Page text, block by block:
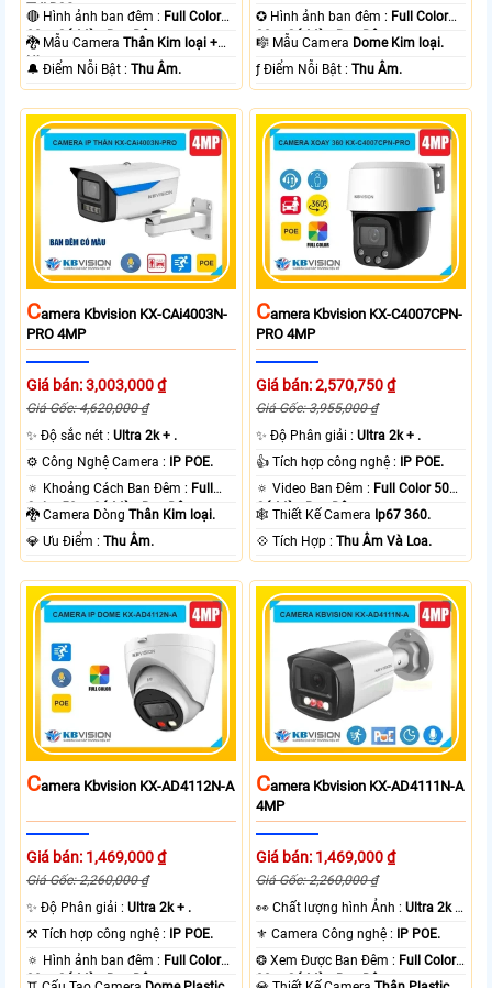
TVI BCS.
🔴 Hình ảnh ban đêm : Full Color
80m Có Màu Ban Ðêm.
🐉️ Mẫu CameraThân Kim loại +
Nhựa.
️🔔 Điểm Nỗi Bật :Thu Âm.
✪ Hình ảnh ban đêm : Full Color
30m Có Màu Ban Ðêm.
🎼️ Mẫu Camera Dome Kim loại.
️ƒ Điểm Nỗi Bật :Thu Âm.
CAmera Kbvision KX-CAi4003N-
PRO 4MP
Giá bán: 3,003,000 ₫
Giá Gốc: 4,620,000 ₫
✨ Độ sắc nét :Ultra 2k + .
⚙ Công Nghệ Camera :
IP POE.
🔅 Khoảng Cách Ban Đêm : Full
Color 50m Có Màu Ban Ðêm.
🐉️ Camera DòngThân Kim loại.
️💎 Ưu Điểm :Thu Âm.
CAmera Kbvision KX-C4007CPN-
PRO 4MP
Giá bán: 2,570,750 ₫
Giá Gốc: 3,955,000 ₫
✨ Độ Phân giải :Ultra 2k + .
👍 Tích hợp công nghệ :
IP POE.
🔅 Video Ban Đêm : Full Color 50m
Có Màu Ban Ðêm.
🕸️ Thiết Kế Camera Ip67 360.
️💠 Tích Hợp :Thu Âm Và Loa.
CAmera Kbvision KX-AD4112N-A
Giá bán: 1,469,000 ₫
Giá Gốc: 2,260,000 ₫
✨ Độ Phân giải :Ultra 2k + .
⚒ Tích hợp công nghệ : IP POE.
🔅 Hình ảnh ban đêm : Full Color
30m Có Màu Ban Ðêm.
CAmera Kbvision KX-AD4111N-A
4MP
Giá bán: 1,469,000 ₫
Giá Gốc: 2,260,000 ₫
️👀 Chất lượng hình Ảnh :Ultra 2k +
⚜️ Camera Công nghệ : IP POE.
❂ Xem Được Ban Đêm : Full Color
30m Có Màu Ban Ðêm.